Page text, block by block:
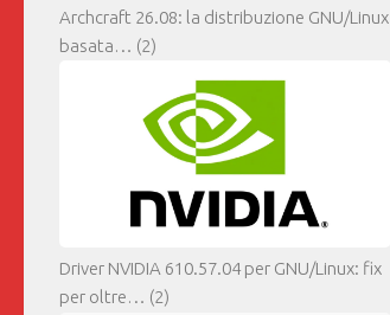
Archcraft 26.08: la distribuzione GNU/Linux
basata… (2)
Driver NVIDIA 610.57.04 per GNU/Linux: fix
per oltre… (2)